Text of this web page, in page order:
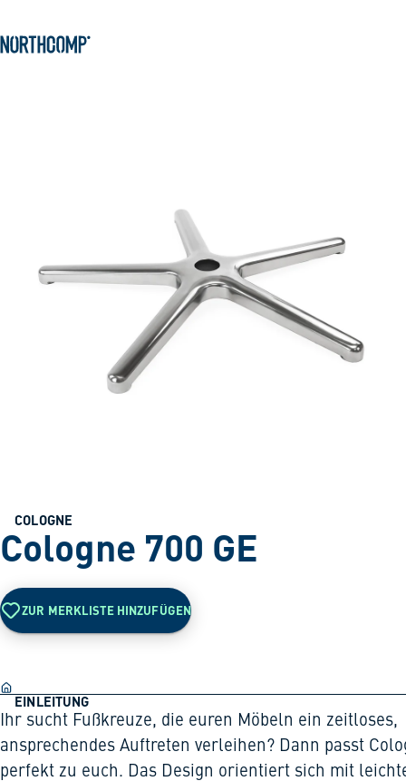
Zur Navigation springen
COLOGNE
Cologne 700 GE
ZUR MERKLISTE HINZUFÜGEN
EINLEITUNG
Ihr sucht Fußkreuze, die euren Möbeln ein zeitloses,
ansprechendes Auftreten verleihen? Dann passt
perfekt zu euch. Das Design orientiert sich mit